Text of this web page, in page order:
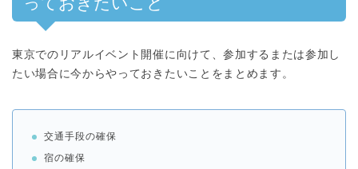
東京でのリアルイベント開催に向けて、参加するまたは参加し
たい場合に今からやっておきたいことをまとめます。
交通手段の確保
宿の確保